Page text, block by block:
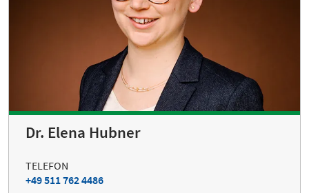
Dr. Elena Hubner
TELEFON
+49 511 762 4486